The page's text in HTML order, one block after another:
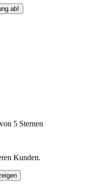
ab!
5 Sternen
Kunden.